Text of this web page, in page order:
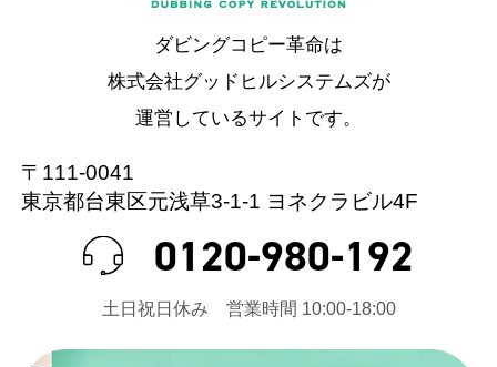
ダビングコピー革命は
株式会社グッドヒルシステムズが
運営しているサイトです。
〒111-0041
東京都台東区元浅草3-1-1 ヨネクラビル4F
0120-980-192
⼟⽇祝⽇休み 営業時間 10:00-18:00